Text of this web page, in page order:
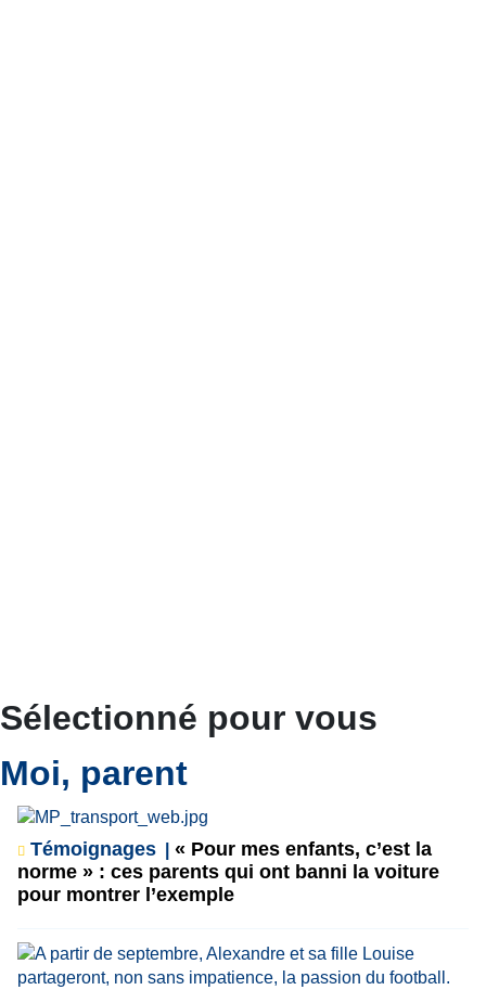
Sélectionné pour vous
Moi, parent
Témoignages
« Pour mes enfants, c’est la
norme » : ces parents qui ont banni la voiture
pour montrer l’exemple